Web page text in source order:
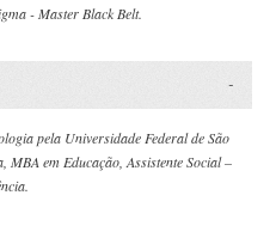
- Master Black Belt.
pela Universidade Federal de São
MBA em Educação, Assistente Social –